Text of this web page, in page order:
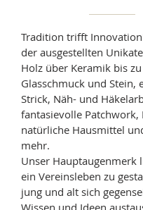
Tradition trifft
der ausgestellten
Holz über Keramik bis zu
Glasschmuck und Stein,
Strick, Näh- und
fantasievolle Patchwork,
natürliche Hausmittel
mehr.
Unser Hauptaugenmerk
ein Vereinsleben zu
jung und alt sich
Wissen und Ideen